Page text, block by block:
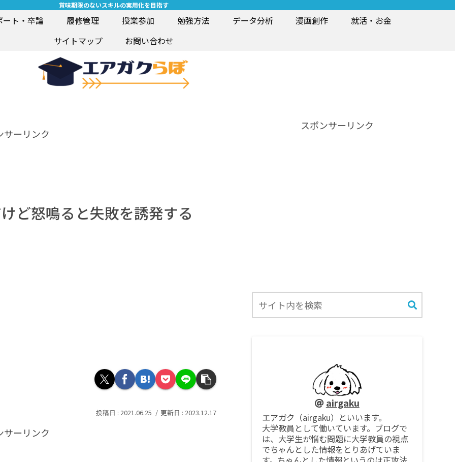
賞味期限のないスキルの実用化を目指す
ート・卒論 履修管理 授業参加 勉強方法 データ分析 漫画創作
就活・お金
サイトマップ
お問い合わせ
サーリンク
ど怒鳴ると失敗を誘発する
2021.06.25 2023.12.17
サーリンク
スポンサーリンク
airgaku
エアガク（airgaku）といいます。
大学教員として働いています。ブログで
は、大学生が悩む問題に大学教員の視点
でちゃんとした情報をとりあげていま